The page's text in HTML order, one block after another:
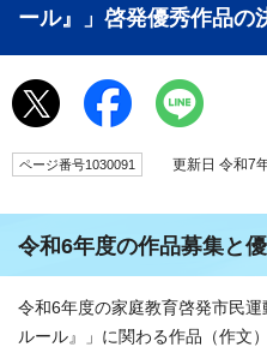
ール』」啓発優秀作品の
ページ番号1030091 更新日 令和7
令和6年度の作品募集と
令和6年度の家庭教育啓発市民
ルール』」に関わる作品（作文